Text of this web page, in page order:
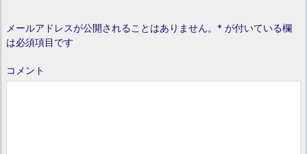
メールアドレスが公開されることはありません。 * が付いている欄
は必須項目です
コメント